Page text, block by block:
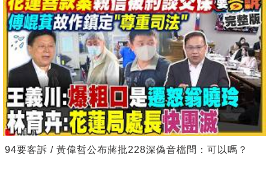
94要客訴 / 黃偉哲公布蔣批228深偽音檔問：可以嗎？